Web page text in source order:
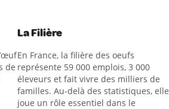
de
La Filière
En France, la filière des oeufs
représente 59 000 emplois, 3 000
éleveurs et fait vivre des milliers de
familles. Au-delà des statistiques, elle
joue un rôle essentiel dans le